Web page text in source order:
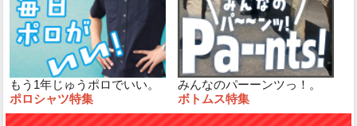
もう1年じゅうポロでいい。
ポロシャツ特集
みんなのパーーンツっ！。
ボトムス特集